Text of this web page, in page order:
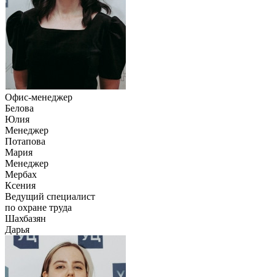
Офис-менеджер
Белова
Юлия
Менеджер
Потапова
Мария
Менеджер
Мербах
Ксения
Ведущий специалист
по охране труда
Шахбазян
Дарья